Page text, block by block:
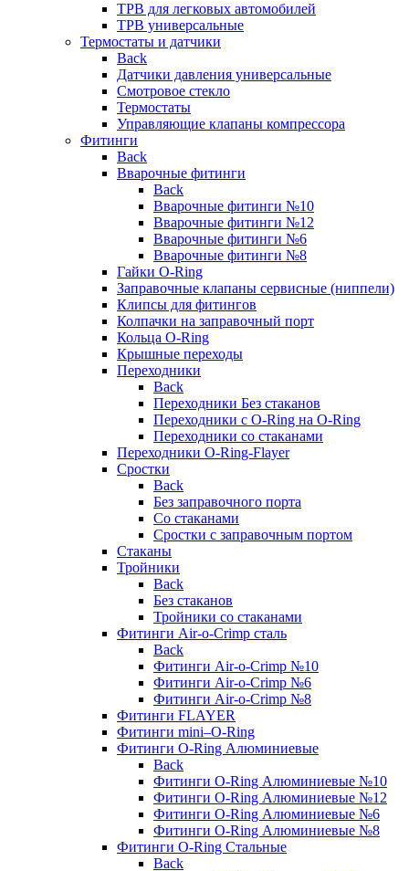
ТРВ для легковых автомобилей
ТРВ универсальные
Термостаты и датчики
Back
Датчики давления универсальные
Смотровое стекло
Термостаты
Управляющие клапаны компрессора
Фитинги
Back
Вварочные фитинги
Back
Вварочные фитинги №10
Вварочные фитинги №12
Вварочные фитинги №6
Вварочные фитинги №8
Гайки O-Ring
Заправочные клапаны сервисные (ниппели)
Клипсы для фитингов
Колпачки на заправочный порт
Кольца O-Ring
Крышные переходы
Переходники
Back
Переходники Без стаканов
Переходники с O-Ring на O-Ring
Переходники со стаканами
Переходники O-Ring-Flayer
Сростки
Back
Без заправочного порта
Со стаканами
Сростки с заправочным портом
Стаканы
Тройники
Back
Без стаканов
Тройники со стаканами
Фитинги Air-o-Crimp сталь
Back
Фитинги Air-o-Crimp №10
Фитинги Air-o-Crimp №6
Фитинги Air-o-Crimp №8
Фитинги FLAYER
Фитинги mini–O-Ring
Фитинги O-Ring Алюминиевые
Back
Фитинги O-Ring Алюминиевые №10
Фитинги O-Ring Алюминиевые №12
Фитинги O-Ring Алюминиевые №6
Фитинги O-Ring Алюминиевые №8
Фитинги O-Ring Стальные
Back